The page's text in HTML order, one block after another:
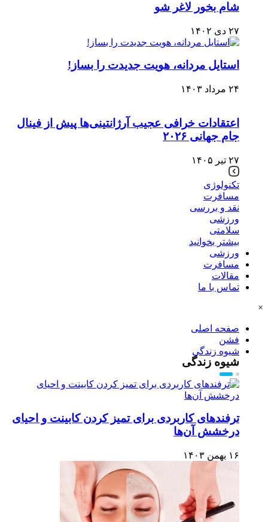
شام بخور لاغر شو
۲۷ دی ۱۴۰۲
استایل مردانه، هویت جدیدت را بساز!
۲۴ مرداد ۱۴۰۳
اعتقادات خرافی عجیب آرژانتینی‌ها پیش از فینال
جام جهانی ۲۰۲۶
۲۷ تیر ۱۴۰۵
تکنولوژی
مسافرت
نقد و بررسی
ورزشی
سلامتی
بیشتر بخوانید
ورزشی
مسافرت
مقالات
تماس با ما
×
صفحه اصلی
فشن
شیوه زندگی
شیوه زندگی
ترفندهای کاربردی برای تمیز کردن کابینت و احیای
درخشش آن‌ها
۱۶ بهمن ۱۴۰۳